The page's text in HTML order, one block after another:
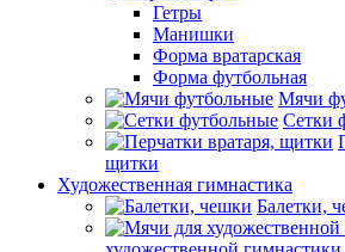
Гетры
Манишки
Форма вратарская
Форма футбольная
Мячи
Сетки
щитки
Художественная гимнастика
Балетки,